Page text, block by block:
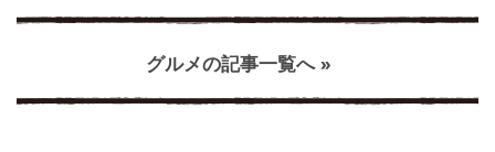
グルメの記事一覧へ »